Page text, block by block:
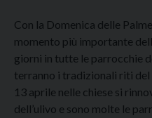
Con la Domenica delle
momento più importante
giorni in tutte le parrocchie
terranno i tradizionali riti
13 aprile nelle chiese si
dell’ulivo e sono molte le